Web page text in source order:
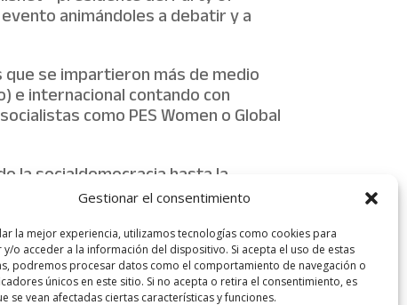
Gestionar el consentimiento
la mejor experiencia, utilizamos tecnologías como cookies para
y/o acceder a la información del dispositivo. Si acepta el uso de estas
podremos procesar datos como el comportamiento de navegación o
únicos en este sitio. Si no acepta o retira el consentimiento, es
se vean afectadas ciertas características y funciones.
animándoles a debatir y a
se impartieron más de medio
e internacional contando con
como PES Women o Global
la socialdemocracia hasta la
pasando por los derechos
y su presidente, Joao